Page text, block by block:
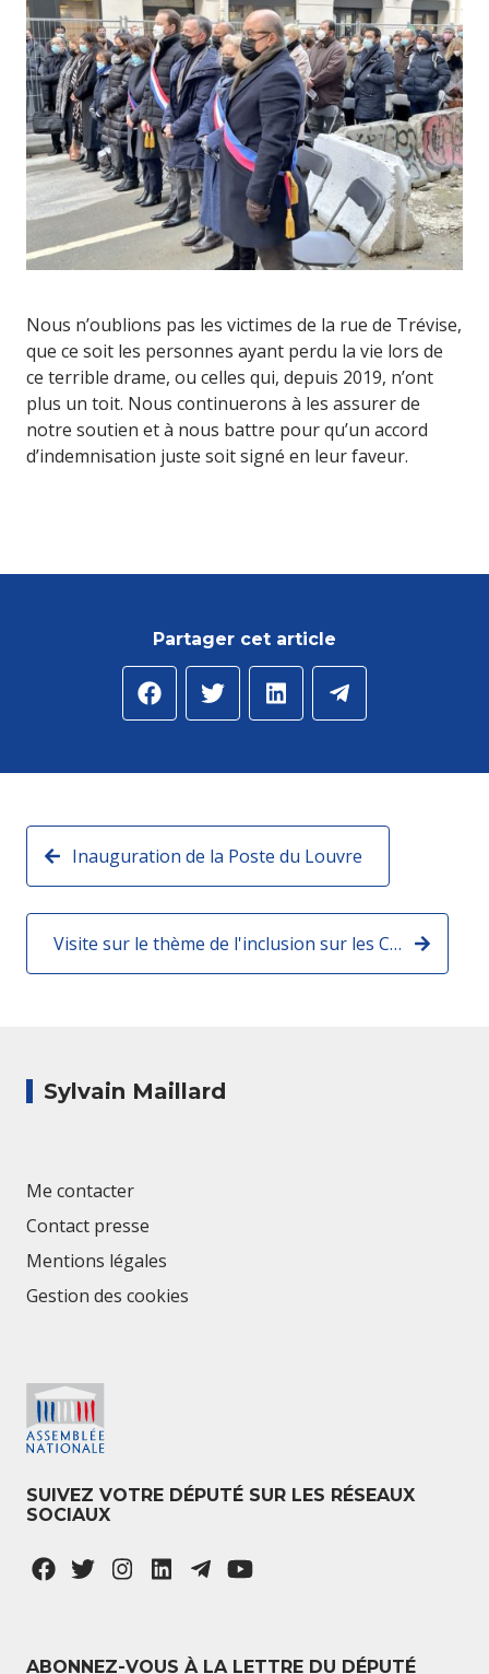
Nous n’oublions pas les victimes de la rue de Trévise,
que ce soit les personnes ayant perdu la vie lors de
ce terrible drame, ou celles qui, depuis 2019, n’ont
plus un toit. Nous continuerons à les assurer de
notre soutien et à nous battre pour qu’un accord
d’indemnisation juste soit signé en leur faveur.
Partager cet article
Inauguration de la Poste du Louvre
Visite sur le thème de l'inclusion sur les Champs Elysées
Sylvain Maillard
Me contacter
Contact presse
Mentions légales
Gestion des cookies
SUIVEZ VOTRE DÉPUTÉ SUR LES RÉSEAUX
SOCIAUX
ABONNEZ-VOUS À LA LETTRE DU DÉPUTÉ